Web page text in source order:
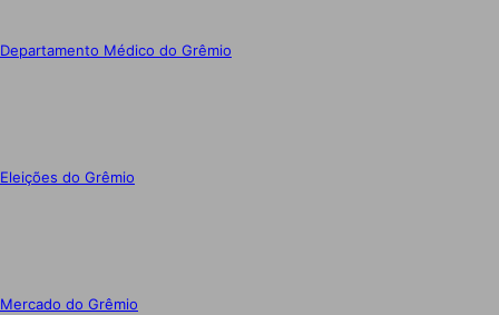
Departamento Médico do Grêmio
Eleições do Grêmio
Mercado do Grêmio